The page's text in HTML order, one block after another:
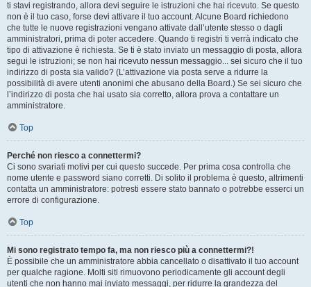
ti stavi registrando, allora devi seguire le istruzioni che hai ricevuto. Se questo
non è il tuo caso, forse devi attivare il tuo account. Alcune Board richiedono
che tutte le nuove registrazioni vengano attivate dall’utente stesso o dagli
amministratori, prima di poter accedere. Quando ti registri ti verrà indicato che
tipo di attivazione è richiesta. Se ti è stato inviato un messaggio di posta, allora
segui le istruzioni; se non hai ricevuto nessun messaggio... sei sicuro che il tuo
indirizzo di posta sia valido? (L’attivazione via posta serve a ridurre la
possibilità di avere utenti anonimi che abusano della Board.) Se sei sicuro che
l’indirizzo di posta che hai usato sia corretto, allora prova a contattare un
amministratore.
Top
Perché non riesco a connettermi?
Ci sono svariati motivi per cui questo succede. Per prima cosa controlla che
nome utente e password siano corretti. Di solito il problema è questo, altrimenti
contatta un amministratore: potresti essere stato bannato o potrebbe esserci un
errore di configurazione.
Top
Mi sono registrato tempo fa, ma non riesco più a connettermi?!
È possibile che un amministratore abbia cancellato o disattivato il tuo account
per qualche ragione. Molti siti rimuovono periodicamente gli account degli
utenti che non hanno mai inviato messaggi, per ridurre la grandezza del